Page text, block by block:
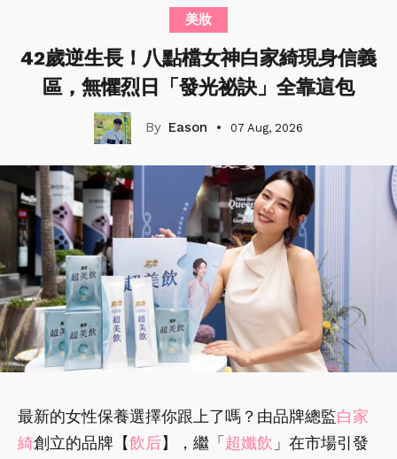
美妝
42歲逆生長！八點檔女神白家綺現身信義
區，無懼烈日「發光祕訣」全靠這包
Eason 07 Aug, 2026
最新的女性保養選擇你跟上了嗎？由品牌總監白家
綺創立的品牌【飲后】，繼「 超孅飲 」在市場引發